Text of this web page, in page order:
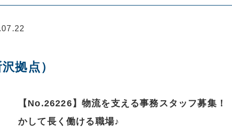
拠点）
【No.26226】物流を支える事務スタッフ募集！
かして長く働ける職場♪